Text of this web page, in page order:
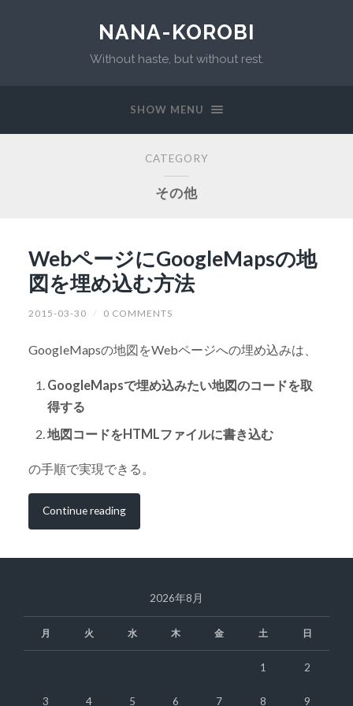
NANA-KOROBI
Without haste, but without rest.
SHOW MENU
CATEGORY
その他
WebページにGoogleMapsの地
図を埋め込む方法
2015-03-30 / 0 COMMENTS
GoogleMapsの地図をWebページへの埋め込みは、
GoogleMapsで埋め込みたい地図のコードを取
得する
地図コードをHTMLファイルに書き込む
の手順で実現できる。
Continue reading
2026年8月
月 火 水 木 金 土 日
1 2
3 4 5 6 7 8 9